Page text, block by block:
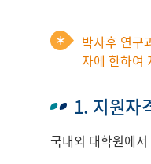
박사후 연구
자에 한하여
1. 지원자
국내외 대학원에